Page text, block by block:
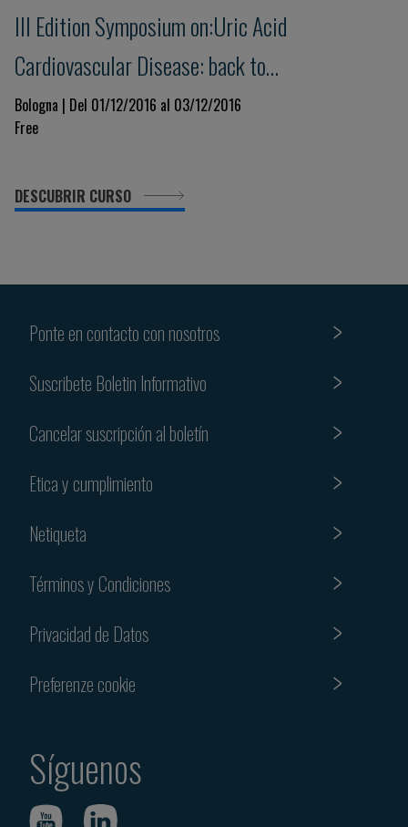
III Edition Symposium on:Uric Acid
Cardiovascular Disease: back to
pathophysiology
Bologna | Del 01/12/2016 al 03/12/2016
Free
DESCUBRIR CURSO
Ponte en contacto con nosotros
Suscribete Boletin Informativo
Cancelar suscripción al boletín
Etica y cumplimiento
Netiqueta
Términos y Condiciones
Privacidad de Datos
Preferenze cookie
Síguenos